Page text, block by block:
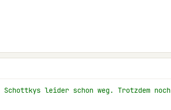
leider schon weg. Trotzdem noch